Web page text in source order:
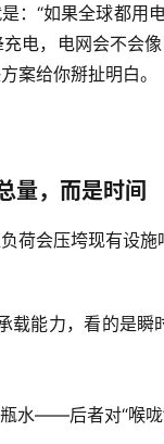
：“如果全球都用
电，电网会不会
案给你掰扯明白。
量，而是时间
荷会压垮现有设
载能力，看的是瞬
水——后者对“喉咙